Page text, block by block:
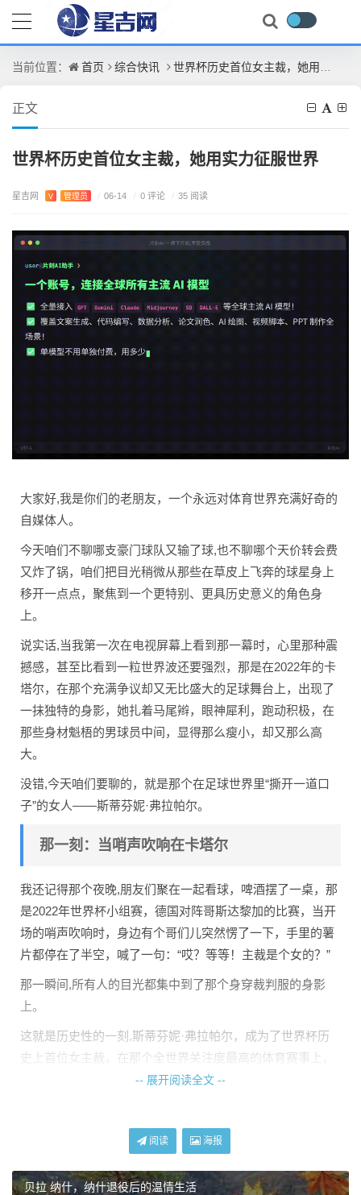
当前位置： 首页 综合快讯 世界杯历史首位女主裁，她用实力征服世界
正文
世界杯历史首位女主裁，她用实力征服世界
星吉网 V 管理员 / 06-14 / 0 评论 / 35 阅读
大家好,我是你们的老朋友，一个永远对体育世界充满好奇的
自媒体人。
今天咱们不聊哪支豪门球队又输了球,也不聊哪个天价转会费
又炸了锅，咱们把目光稍微从那些在草皮上飞奔的球星身上
移开一点点，聚焦到一个更特别、更具历史意义的角色身
上。
说实话,当我第一次在电视屏幕上看到那一幕时，心里那种震
撼感，甚至比看到一粒世界波还要强烈，那是在2022年的卡
塔尔，在那个充满争议却又无比盛大的足球舞台上，出现了
一抹独特的身影，她扎着马尾辫，眼神犀利，跑动积极，在
那些身材魁梧的男球员中间，显得那么瘦小，却又那么高
大。
没错,今天咱们要聊的，就是那个在足球世界里“撕开一道口
子”的女人——斯蒂芬妮·弗拉帕尔。
那一刻：当哨声吹响在卡塔尔
我还记得那个夜晚,朋友们聚在一起看球，啤酒摆了一桌，那
是2022年世界杯小组赛，德国对阵哥斯达黎加的比赛，当开
场的哨声吹响时，身边有个哥们儿突然愣了一下，手里的薯
片都停在了半空，喊了一句：“哎？等等！主裁是个女的？”
那一瞬间,所有人的目光都集中到了那个身穿裁判服的身影
上。
这就是历史性的一刻,斯蒂芬妮·弗拉帕尔，成为了世界杯历
史上首位女主裁，在那个全世界关注度最高的体育赛事上，
在那个长期被男性统治的绿茵场里，她站到了舞台的最中
但最让我佩服的,不是她“站”在那里，而是她“镇”住了那里。
穆西亚拉、诺伊尔这样的大牌球星，全球几亿双眼睛盯着，
-- 展开阅读全文 --
阅读 海报
贝拉 纳什，纳什退役后的温情生活